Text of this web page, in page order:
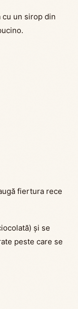
cu un sirop din
fiertura rece
și se
peste care se